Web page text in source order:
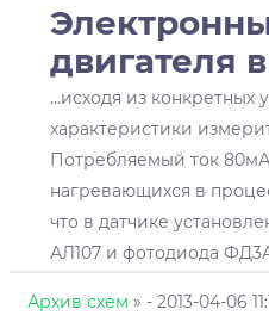
двигателя
...исходя из конкретных
характеристики
Потребляемый ток
нагревающихся в
что в датчике
АЛ107 и фотодиода
Архив схем » - 2013-04-06